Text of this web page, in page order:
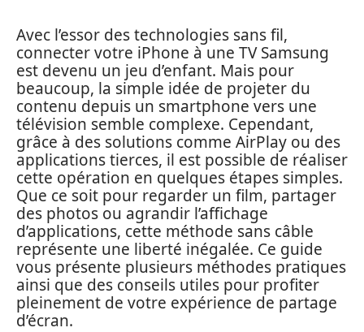
Avec l’essor des technologies sans fil,
connecter votre iPhone à une TV Samsung
est devenu un jeu d’enfant. Mais pour
beaucoup, la simple idée de projeter du
contenu depuis un smartphone vers une
télévision semble complexe. Cependant,
grâce à des solutions comme AirPlay ou des
applications tierces, il est possible de réaliser
cette opération en quelques étapes simples.
Que ce soit pour regarder un film, partager
des photos ou agrandir l’affichage
d’applications, cette méthode sans câble
représente une liberté inégalée. Ce guide
vous présente plusieurs méthodes pratiques
ainsi que des conseils utiles pour profiter
pleinement de votre expérience de partage
d’écran.